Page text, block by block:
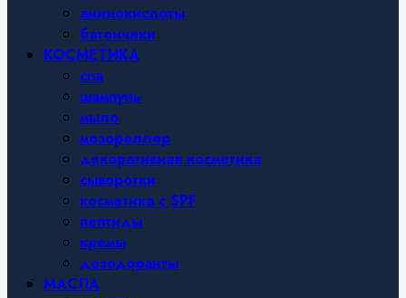
аминокислоты
батончики
КОСМЕТИКА
спа
шампунь
мыло
мезороллер
декоративная косметика
сыворотки
косметика с SPF
пептиды
кремы
дезодоранты
МАСЛА